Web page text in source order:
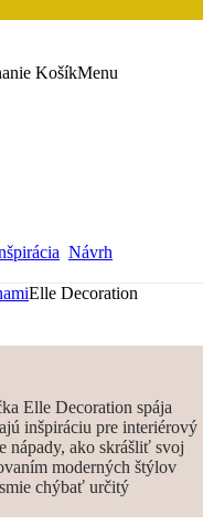
KošíkMenu
Návrh
Elle Decoration
Elle Decoration spája
inšpiráciu pre interiérový
nápady, ako skrášliť svoj
moderných štýlov
chýbať určitý